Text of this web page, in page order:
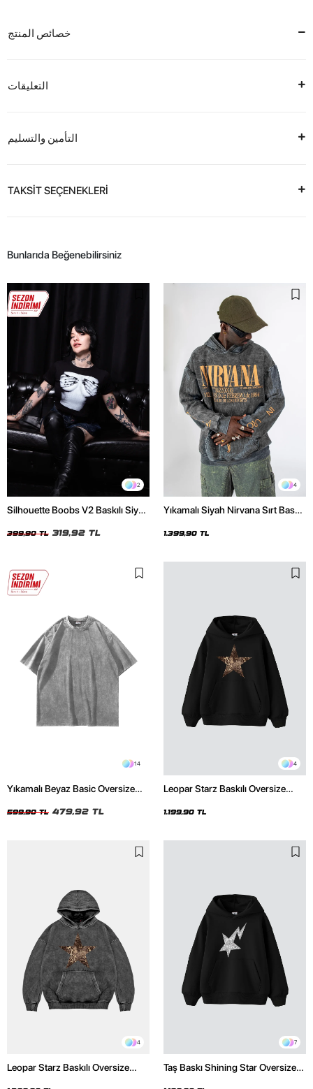
خصائص المنتج
التعليقات
التأمين والتسليم
TAKSİT SEÇENEKLERİ
Bunlarıda Beğenebilirsiniz
2
Silhouette Boobs V2 Baskılı Siyah
399,90 TL 319,92 TL
4
Yıkamalı Siyah Nirvana Sırt Baskılı
1.399,90 TL
14
Yıkamalı Beyaz Basic Oversize
599,90 TL 479,92 TL
4
Leopar Starz Baskılı Oversize
1.199,90 TL
4
Leopar Starz Baskılı Oversize
7
Taş Baskı Shining Star Oversize